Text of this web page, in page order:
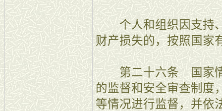
个人和组织因支持、
财产损失的，按照国家
第二十六条 国家情
的监督和安全审查制度
等情况进行监督，并依